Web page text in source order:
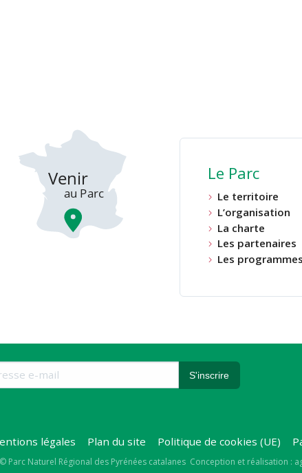
Le Parc
Le territoire
L’organisation
La charte
Les partenaires
Les programmes
légales Plan du site Politique de cookies (UE)
Copyright
© Parc Naturel Régional des Pyrénées catalanes Conception et réalisation :